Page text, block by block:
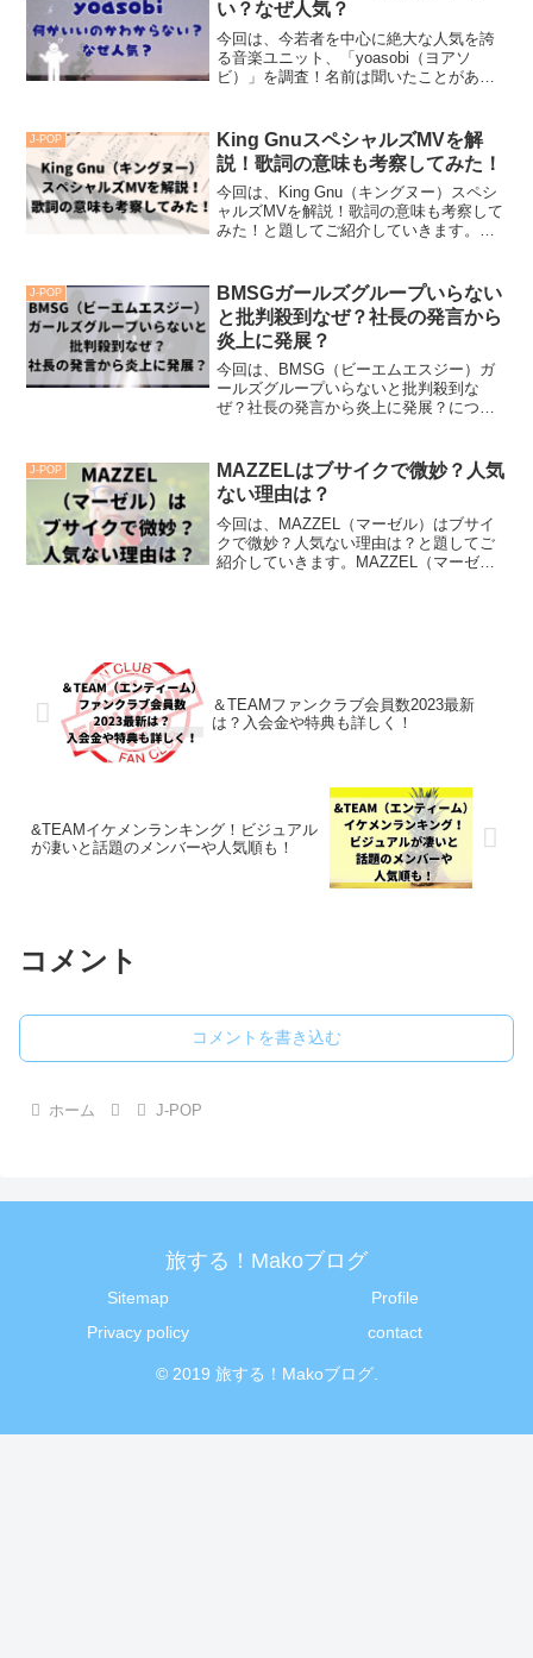
い？なぜ人気？
今回は、今若者を中心に絶大な人気を誇
る音楽ユニット、「yoasobi（ヨアソ
ビ）」を調査！名前は聞いたことがある
yoasobiの何がよいのか、なぜここまで若
者の心をつか...
J-POP
King GnuスペシャルズMVを解
説！歌詞の意味も考察してみた！
今回は、King Gnu（キングヌー）スペシ
ャルズMVを解説！歌詞の意味も考察して
みた！と題してご紹介していきます。
「SPECIALZ」がリリースされまし...
J-POP
BMSGガールズグループいらない
と批判殺到なぜ？社長の発言から
炎上に発展？
今回は、BMSG（ビーエムエスジー）ガ
ールズグループいらないと批判殺到な
ぜ？社長の発言から炎上に発展？につい
ーファースト）やMAZZEL（マーゼル）
などが...
J-POP
MAZZELはブサイクで微妙？人気
ない理由は？
今回は、MAZZEL（マーゼル）はブサイ
クで微妙？人気ない理由は？と題してご
紹介していきます。MAZZEL（マーゼ
＆TEAMファンクラブ会員数2023最新
は？入会金や特典も詳しく！
&TEAMイケメンランキング！ビジュアル
が凄いと話題のメンバーや人気順も！
コメント
コメントを書き込む
ホーム J-POP
旅する！Makoブログ
Sitemap
Profile
Privacy policy
contact
© 2019 旅する！Makoブログ.